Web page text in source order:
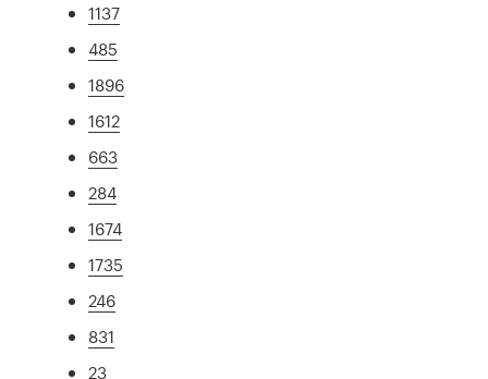
1137
485
1896
1612
663
284
1674
1735
246
831
23